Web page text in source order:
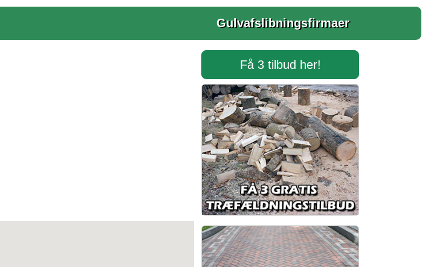
Gulvafslibningsfirmaer
Få 3 tilbud her!